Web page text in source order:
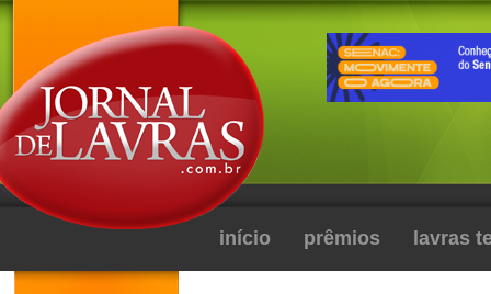
início prêmios lavras